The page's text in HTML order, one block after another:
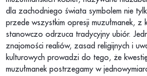
dla zachodniego świata symbolem nie
przede wszystkim opresji muzułmanek, z
stanowczo odrzuca tradycyjny ubiór.
znajomości realiów, zasad religijnych i
kulturowych prowadzi do tego, że
muzułmanek postrzegamy w